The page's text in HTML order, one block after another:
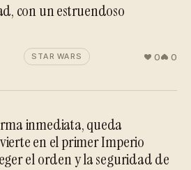
con un estruendoso
STAR WARS 0 0
inmediata, queda
en el primer Imperio
el orden y la seguridad de